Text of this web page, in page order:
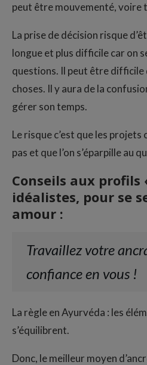
peut être mouvementé, voire
La prise de décision risque
longue et plus difficile car on
questions. Il peut être difficile
choses. Il y aura de la
gérer son temps.
Le risque c’est que les projets
pas et que l’on s’éparpille au
Conseils aux profils
idéalistes, pour se
amour :
Travaillez votre
confiance en vous !
La règle en Ayurvéda : les
s’équilibrent.
Donc, le meilleur moyen